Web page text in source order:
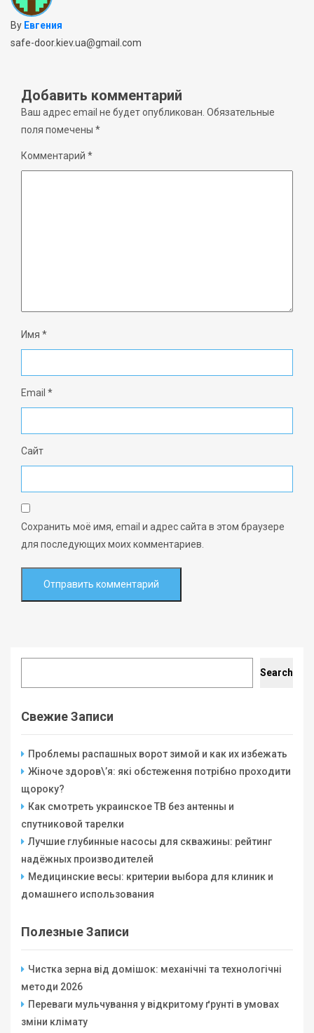
By Евгения
safe-door.kiev.ua@gmail.com
Добавить комментарий
Ваш адрес email не будет опубликован. Обязательные
поля помечены *
Комментарий *
Имя *
Email *
Сайт
Сохранить моё имя, email и адрес сайта в этом браузере
для последующих моих комментариев.
Search
Свежие Записи
Проблемы распашных ворот зимой и как их избежать
Жіноче здоров\’я: які обстеження потрібно проходити
щороку?
Как смотреть украинское ТВ без антенны и
спутниковой тарелки
Лучшие глубинные насосы для скважины: рейтинг
надёжных производителей
Медицинские весы: критерии выбора для клиник и
домашнего использования
Полезные Записи
Чистка зерна від домішок: механічні та технологічні
методи 2026
Переваги мульчування у відкритому ґрунті в умовах
зміни клімату